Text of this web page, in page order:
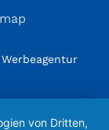
von Dritten,